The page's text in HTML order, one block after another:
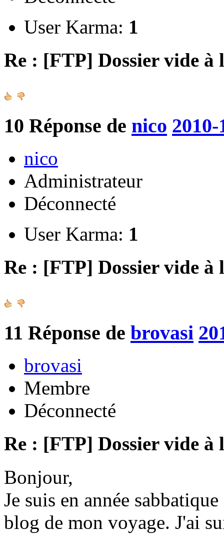
User Karma: 1
Re : [FTP] Dossier vide à
10 Réponse de nico
nico
Administrateur
Déconnecté
User Karma: 1
Re : [FTP] Dossier vide à
11 Réponse de brovasi
brovasi
Membre
Déconnecté
Re : [FTP] Dossier vide à
Bonjour,
Je suis en année
blog de mon voyage. J'ai